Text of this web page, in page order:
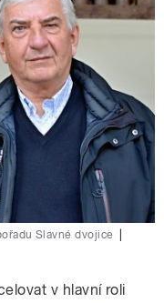
Slavné dvojice
v hlavní roli